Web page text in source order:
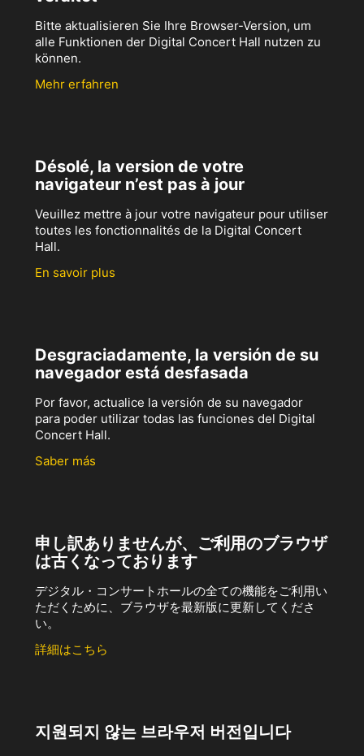
Bitte aktualisieren Sie Ihre Browser-Version, um
alle Funktionen der Digital Concert Hall nutzen zu
können.
Mehr erfahren
Désolé, la version de votre
navigateur n’est pas à jour
Veuillez mettre à jour votre navigateur pour utiliser
toutes les fonctionnalités de la Digital Concert
Hall.
En savoir plus
Desgraciadamente, la versión de su
navegador está desfasada
Por favor, actualice la versión de su navegador
para poder utilizar todas las funciones del Digital
Concert Hall.
Saber más
申し訳ありませんが、ご利用のブラウザ
は古くなっております
デジタル・コンサートホールの全ての機能をご利用い
ただくために、ブラウザを最新版に更新してくださ
い。
詳細はこちら
지원되지 않는 브라우저 버전입니다